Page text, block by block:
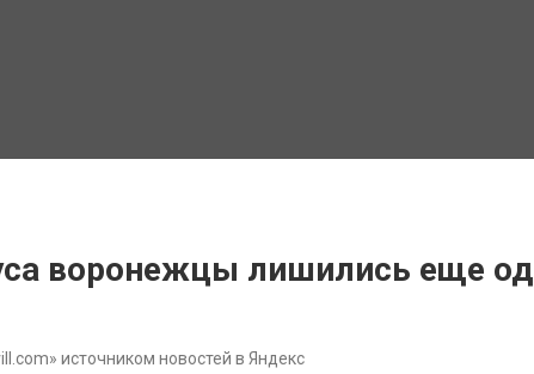
воронежцы лишились еще
источником новостей в Яндекс